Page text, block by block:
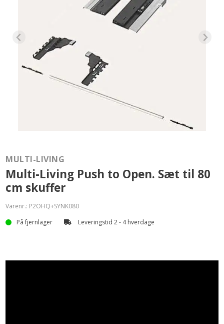
MULTI-LIVING
Multi-Living Push to Open. Sæt til 80
cm skuffer
Varenr.: P2OHQ+SYNK080
På fjernlager
Leveringstid 2 - 4 hverdage